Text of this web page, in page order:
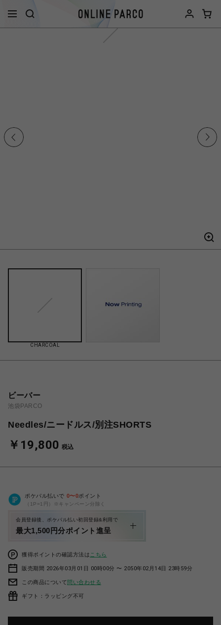
CHARCOAL
ビーバー
池袋PARCO
Needles/ニードルス/別注SHORTS
￥19,800 税込
ポケパル払いで 0〜0ポイント
（1P=1円）※キャンペーン分除く
会員登録後、ポケパル払い初回登録&利用で
最大1,500円分ポイント進呈
獲得ポイントの確認方法は こちら
販売期間 2026年03月01日 00時00分 〜 2050年02月14日 23時59分
この商品について問い合わせる
ギフト：ラッピング不可